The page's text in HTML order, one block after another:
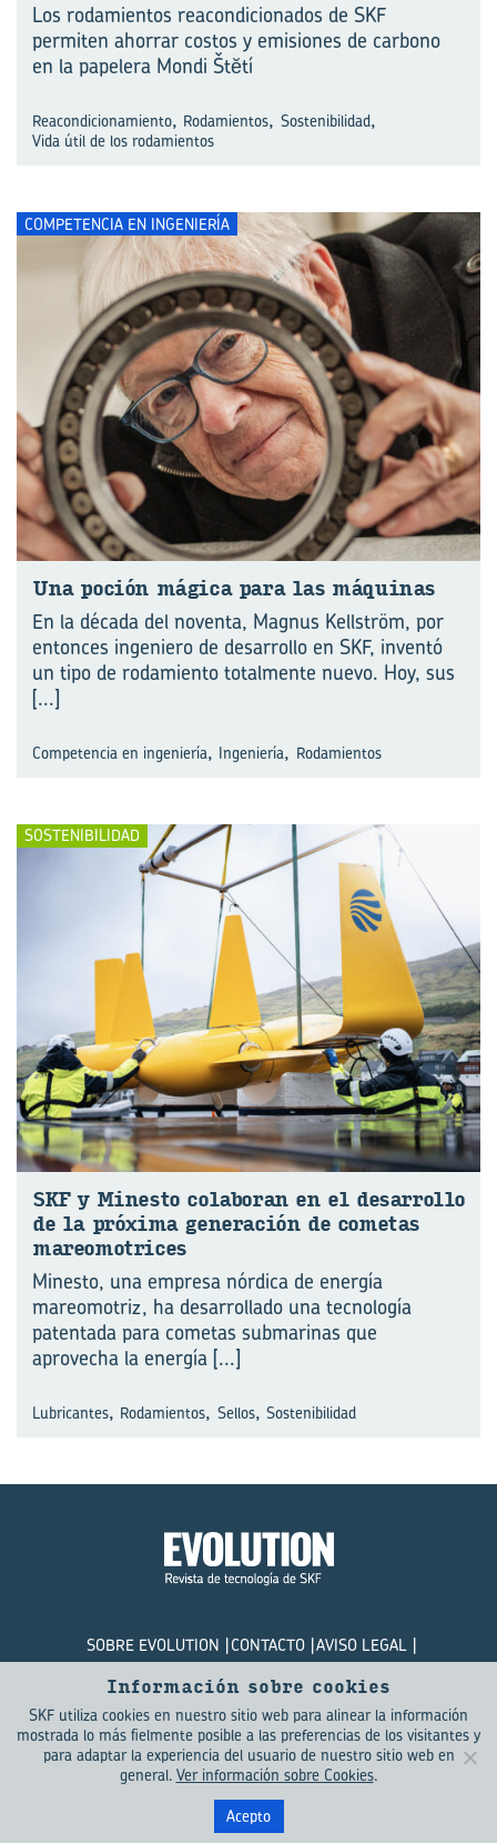
Los rodamientos reacondicionados de SKF
permiten ahorrar costos y emisiones de carbono
en la papelera Mondi Štĕtí
Reacondicionamiento, Rodamientos, Sostenibilidad,
Vida útil de los rodamientos
COMPETENCIA EN INGENIERÍA
Una po­ción má­gi­ca para las má­qui­nas
En la década del noventa, Magnus Kellström, por
entonces ingeniero de desarrollo en SKF, inventó
un tipo de rodamiento totalmente nuevo. Hoy, sus
[...]
Competencia en ingeniería, Ingeniería, Rodamientos
SOSTENIBILIDAD
SKF y Mi­nes­to co­la­bo­ran en el de­sa­rro­llo
de la pró­xi­ma ge­ne­ra­ción de co­me­tas
ma­reo­mo­tri­ces
Minesto, una empresa nórdica de energía
mareomotriz, ha desarrollado una tecnología
pa⁠tentada para cometas submarinas que
aprovecha la energía [...]
Lubricantes, Rodamientos, Sellos, Sostenibilidad
SOBRE EVOLUTION CONTACTO AVISO LEGAL
POLÍTICA DE PRIVACIDAD
© SKF Evolution 2026
Información sobre cookies
SKF utiliza cookies en nuestro sitio web para alinear la información
mostrada lo más fielmente posible a las preferencias de los visitantes y
para adaptar la experiencia del usuario de nuestro sitio web en
general. Ver información sobre Cookies.
Acepto